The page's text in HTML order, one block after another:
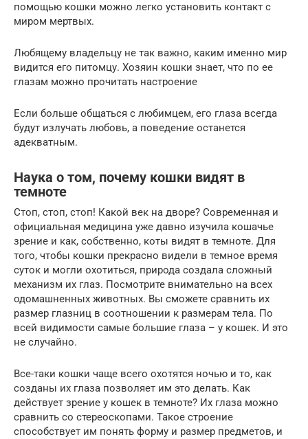
помощью кошки можно легко установить контакт с
миром мертвых.
Любящему владельцу не так важно, каким именно мир
видится его питомцу. Хозяин кошки знает, что по ее
глазам можно прочитать настроение
Если больше общаться с любимцем, его глаза всегда
будут излучать любовь, а поведение останется
адекватным.
Наука о том, почему кошки видят в
темноте
Стоп, стоп, стоп! Какой век на дворе? Современная и
официальная медицина уже давно изучила кошачье
зрение и как, собственно, коты видят в темноте. Для
того, чтобы кошки прекрасно видели в темное время
суток и могли охотиться, природа создала сложный
механизм их глаз. Посмотрите внимательно на всех
одомашненных животных. Вы сможете сравнить их
размер глазниц в соотношении к размерам тела. По
всей видимости самые большие глаза – у кошек. И это
не случайно.
Все-таки кошки чаще всего охотятся ночью и то, как
созданы их глаза позволяет им это делать. Как
действует зрение у кошек в темноте? Их глаза можно
сравнить со стереоскопами. Такое строение
способствует им понять форму и размер предметов, и